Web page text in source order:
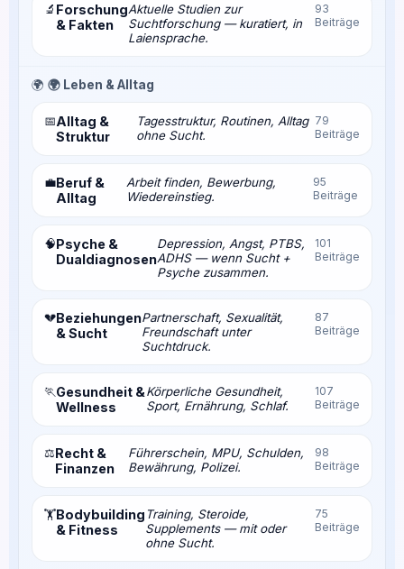
🔬 Forschung
& Fakten
Aktuelle Studien zur
Suchtforschung — kuratiert, in
Laiensprache.
93
Beiträge
🌍 🌍 Leben & Alltag
📅Alltag &
Struktur
Tagesstruktur, Routinen, Alltag
ohne Sucht.
79
Beiträge
💼Beruf &
Alltag
Arbeit finden, Bewerbung,
Wiedereinstieg.
95
Beiträge
🧠Psyche &
Dualdiagnosen
Depression, Angst, PTBS,
ADHS — wenn Sucht +
Psyche zusammen.
101
Beiträge
💔Beziehungen
& Sucht
Partnerschaft, Sexualität,
Freundschaft unter
Suchtdruck.
87
Beiträge
🏃Gesundheit &
Wellness
Körperliche Gesundheit,
Sport, Ernährung, Schlaf.
107
Beiträge
⚖️Recht &
Finanzen
Führerschein, MPU, Schulden,
Bewährung, Polizei.
98
Beiträge
🏋️Bodybuilding
& Fitness
Training, Steroide,
Supplements — mit oder
ohne Sucht.
75
Beiträge